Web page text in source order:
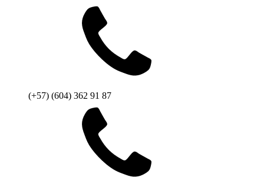
(+57) (604) 362 91 87